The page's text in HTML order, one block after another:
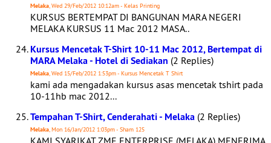
Melaka, Wed 29/Feb/2012 10:12am - Kelas Printing
KURSUS BERTEMPAT DI BANGUNAN MARA NEGERI
MELAKA KURSUS 11 Mac 2012 MASA..
Kursus Mencetak T-Shirt 10-11 Mac 2012, Bertempat di
MARA Melaka - Hotel di Sediakan (2 Replies)
Melaka, Wed 15/Feb/2012 1:53pm - Kursus Mencetak T Shirt
kami ada mengadakan kursus asas mencetak tshirt pada
10-11hb mac 2012...
Tempahan T-Shirt, Cenderahati - Melaka (2 Replies)
Melaka, Mon 16/Jan/2012 1:03pm - Sham 125
KAMI SYARIKAT ZME ENTERPRISE (MELAKA) MENERIMA